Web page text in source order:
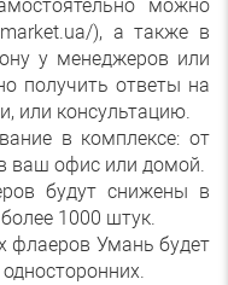
можно
), а также в
у менеджеров или
получить ответы на
или консультацию.
в комплексе: от
ваш офис или домой.
будут снижены в
1000 штук.
флаеров Умань будет